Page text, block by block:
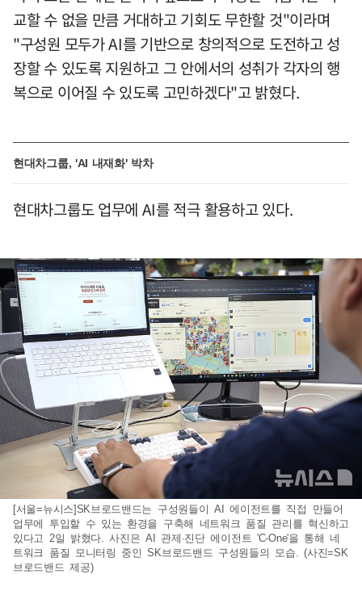
교할 수 없을 만큼 거대하고 기회도 무한할 것"이라며
"구성원 모두가 AI를 기반으로 창의적으로 도전하고 성
장할 수 있도록 지원하고 그 안에서의 성취가 각자의 행
복으로 이어질 수 있도록 고민하겠다"고 밝혔다.
현대차그룹, 'AI 내재화' 박차
현대차그룹도 업무에 AI를 적극 활용하고 있다.
[서울=뉴시스]SK브로드밴드는 구성원들이 AI 에이전트를 직접 만들어
업무에 투입할 수 있는 환경을 구축해 네트워크 품질 관리를 혁신하고
있다고 2일 밝혔다. 사진은 AI 관제·진단 에이전트 'C-One'을 통해 네
트워크 품질 모니터링 중인 SK브로드밴드 구성원들의 모습. (사진=SK
브로드밴드 제공)